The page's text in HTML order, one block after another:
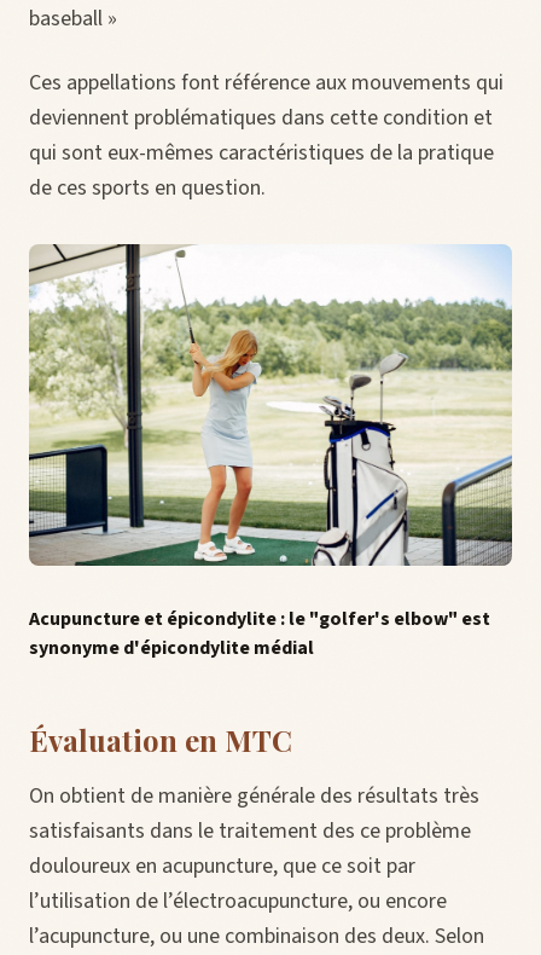
baseball »
Ces appellations font référence aux mouvements qui
deviennent problématiques dans cette condition et
qui sont eux-mêmes caractéristiques de la pratique
de ces sports en question.
Acupuncture et épicondylite : le "golfer's elbow" est
synonyme d'épicondylite médial
Évaluation en MTC
On obtient de manière générale des résultats très
satisfaisants dans le traitement des ce problème
douloureux en acupuncture, que ce soit par
l’utilisation de l’électroacupuncture, ou encore
l’acupuncture, ou une combinaison des deux. Selon